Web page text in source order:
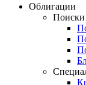
Облигации
Поиски